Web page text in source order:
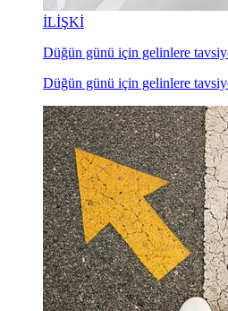
İLİŞKİ
Düğün günü için gelinlere
Düğün günü için gelinlere